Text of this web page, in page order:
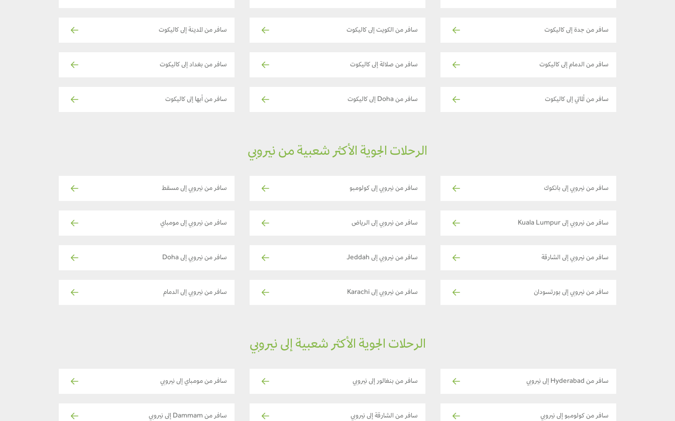
سافر من جدة إلى كاليكوت سافر من الكويت إلى كاليكوت سافر من المدينة إلى كاليكوت
سافر من الدمام إلى كاليكوت سافر من صلالة إلى كاليكوت سافر من بغداد إلى كاليكوت
سافر من ألماتي إلى كاليكوت سافر من Doha إلى كاليكوت سافر من أبها إلى كاليكوت
الرحلات الجوية الأكثر شعبية من نيروبي
سافر من نيروبي إلى بانكوك سافر من نيروبي إلى كولومبو سافر من نيروبي إلى مسقط
سافر من نيروبي إلى Kuala Lumpur سافر من نيروبي إلى الرياض سافر من نيروبي إلى مومباي
سافر من نيروبي إلى الشارقة سافر من نيروبي إلى Jeddah سافر من نيروبي إلى Doha
سافر من نيروبي إلى بورتسودان سافر من نيروبي إلى Karachi سافر من نيروبي إلى الدمام
الرحلات الجوية الأكثر شعبية إلى نيروبي
سافر من Hyderabad إلى نيروبي سافر من بنغالور إلى نيروبي سافر من مومباي إلى نيروبي
سافر من كولومبو إلى نيروبي سافر من الشارقة إلى نيروبي سافر من Dammam إلى نيروبي